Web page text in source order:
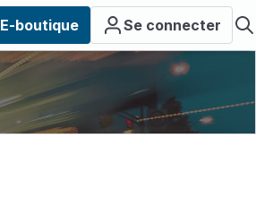
E-boutique Se connecter